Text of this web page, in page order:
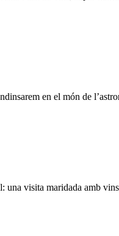
en el món de
visita maridada amb